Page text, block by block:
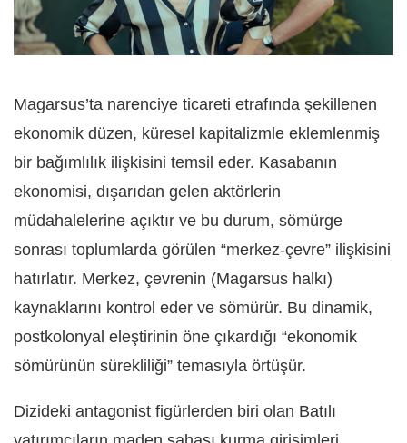
Magarsus’ta narenciye ticareti etrafında şekillenen
ekonomik düzen, küresel kapitalizmle eklemlenmiş
bir bağımlılık ilişkisini temsil eder. Kasabanın
ekonomisi, dışarıdan gelen aktörlerin
müdahalelerine açıktır ve bu durum, sömürge
sonrası toplumlarda görülen “merkez-çevre” ilişkisini
hatırlatır. Merkez, çevrenin (Magarsus halkı)
kaynaklarını kontrol eder ve sömürür. Bu dinamik,
postkolonyal eleştirinin öne çıkardığı “ekonomik
sömürünün sürekliliği” temasıyla örtüşür.
Dizideki antagonist figürlerden biri olan Batılı